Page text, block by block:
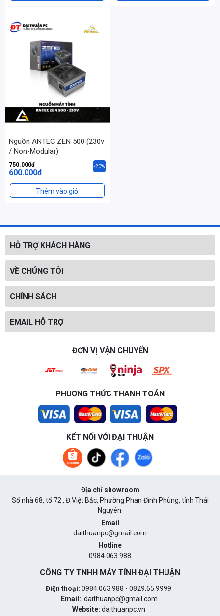
Nguồn ANTEC ZEN 500 (230v
/ Non-Modular)
750.000đ
600.000đ
-20%
Thêm vào giỏ
HỖ TRỢ KHÁCH HÀNG
VỀ CHÚNG TÔI
CHÍNH SÁCH
EMAIL HỖ TRỢ
ĐƠN VỊ VẬN CHUYỂN
PHƯƠNG THỨC THANH TOÁN
KẾT NỐI VỚI ĐẠI THUẬN
Địa chỉ showroom
Số nhà 68, tổ 72 , Đ.Việt Bắc, Phường Phan Đình Phùng, tỉnh Thái
Nguyên.
Email
daithuanpc@gmail.com
Hotline
0984.063.988
CÔNG TY TNHH MÁY TÍNH ĐẠI THUẬN
Điện thoại: 0984.063.988 - 0829.65.9999
Email: daithuanpc@gmail.com
Website: daithuanpc.vn